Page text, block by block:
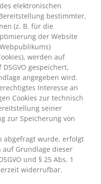
elektronischen
bestimmter,
(z. B. für die
der Website
werden auf
gespeichert,
angegeben wird.
Interesse an
Cookies zur technisch
seiner
zur Speicherung von
abgefragt wurde, erfolgt
Grundlage dieser
und § 25 Abs. 1
widerrufbar.